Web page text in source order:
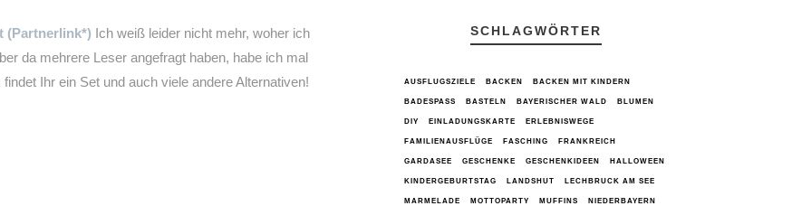
(Partnerlink*) Ich weiß leider nicht mehr, woher ich
da mehrere Leser angefragt haben, habe ich mal
Ihr ein Set und auch viele andere Alternativen!
SCHLAGWÖRTER
AUSFLUGSZIELE BACKEN BACKEN MIT KINDERN
BADESPASS BASTELN BAYERISCHER WALD BLUMEN
DIY EINLADUNGSKARTE ERLEBNISWEGE
FAMILIENAUSFLÜGE FASCHING FRANKREICH
GARDASEE GESCHENKE GESCHENKIDEEN HALLOWEEN
KINDERGEBURTSTAG LANDSHUT LECHBRUCK AM SEE
MARMELADE MOTTOPARTY MUFFINS NIEDERBAYERN